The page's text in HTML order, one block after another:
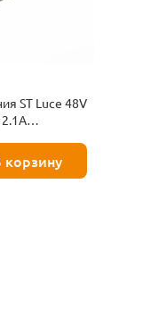
ST Luce 48V
корзину